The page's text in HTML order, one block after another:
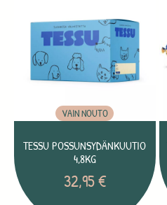
VAIN NOUTO
TESSU POSSUNSYDÄNKUUTIO
4,8KG
32,95€